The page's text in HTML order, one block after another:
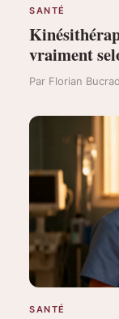
SANTÉ
vraiment
Par Florian
SANTÉ